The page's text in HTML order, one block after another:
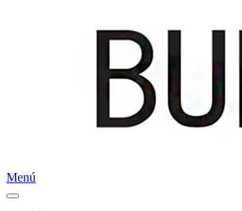
Menú